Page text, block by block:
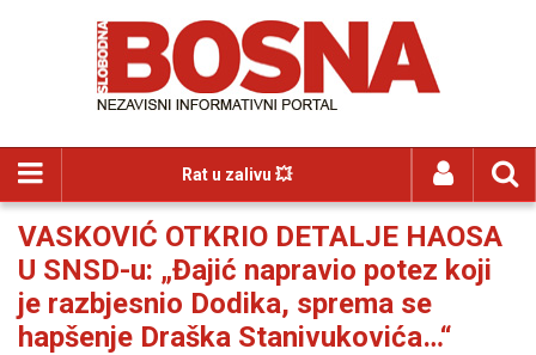
Rat u zalivu 💥
VASKOVIĆ OTKRIO DETALJE HAOSA
U SNSD-u: „Đajić napravio potez koji
je razbjesnio Dodika, sprema se
hapšenje Draška Stanivukovića…“